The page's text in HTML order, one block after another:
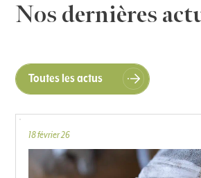
Nos dernières
Toutes les actus
18 février 26